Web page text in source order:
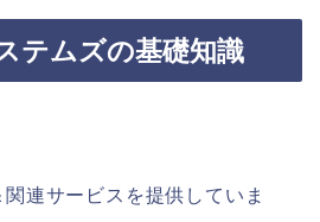
テムズの基礎知識
連サービスを提供していま